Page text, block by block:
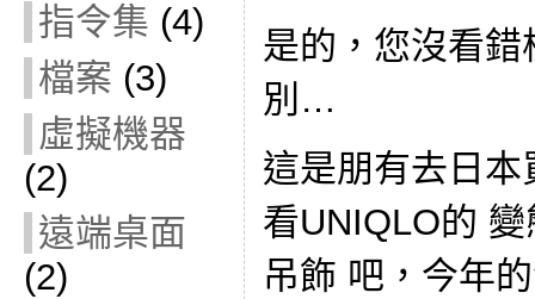
指令集 (4)
檔案 (3)
虛擬機器
(2)
遠端桌面
(2)
是的，您沒看
別…
這是朋有去日
看UNIQLO的
吊飾 吧，今年